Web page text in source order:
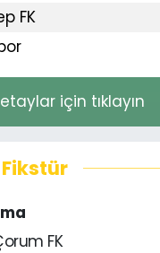
FK
için tıklayın
FK